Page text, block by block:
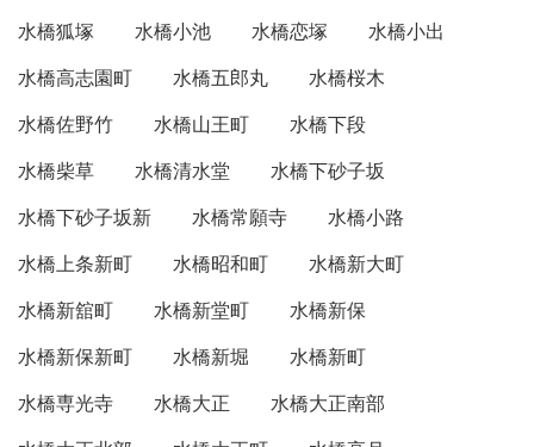
水橋狐塚
水橋小池 水橋恋塚
水橋小出
水橋高志園町
水橋五郎丸
水橋桜木
水橋佐野竹
水橋山王町
水橋下段
水橋柴草
水橋清水堂
水橋下砂子坂
水橋下砂子坂新
水橋常願寺
水橋小路
水橋上条新町
水橋昭和町
水橋新大町
水橋新舘町
水橋新堂町
水橋新保
水橋新保新町
水橋新堀
水橋新町
水橋専光寺
水橋大正
水橋大正南部